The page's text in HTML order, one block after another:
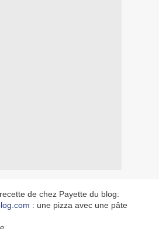
de chez Payette du blog:
: une pizza avec une pâte